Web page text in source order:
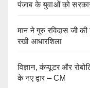
पंजाब के युवाओं को
मान ने गुरु रविदास जी
रखी आधारशिला
विज्ञान, कंप्यूटर और
के नए द्वार – CM